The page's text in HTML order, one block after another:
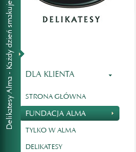
DLA KLIENTA
STRONA GŁÓWNA
FUNDACJA ALMA
TYLKO W ALMA
DELIKATESY